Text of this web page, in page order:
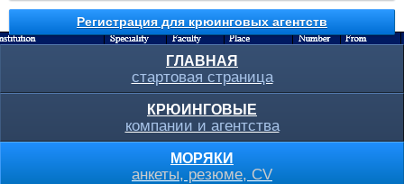
Регистрация для крюинговых агентств
ГЛАВНАЯ
стартовая страница
КРЮИНГОВЫЕ
компании и агентства
МОРЯКИ
анкеты, резюме, CV